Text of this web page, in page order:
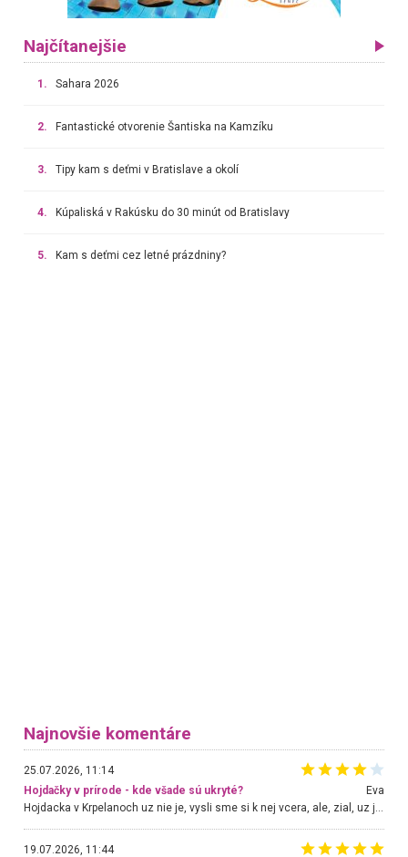
Najčítanejšie
1. Sahara 2026
2. Fantastické otvorenie Šantiska na Kamzíku
3. Tipy kam s deťmi v Bratislave a okolí
4. Kúpaliská v Rakúsku do 30 minút od Bratislavy
5. Kam s deťmi cez letné prázdniny?
Najnovšie komentáre
25.07.2026, 11:14
Hojdačky v prírode - kde všade sú ukryté?
Eva
Hojdacka v Krpelanoch uz nie je, vysli sme si k nej vcera, ale, zial, uz je znicena. Ak sem planujete cestu len kvoli hojdacke, mozete si ju usetrit. Krasny vyhlad je tu vsak aj bez hojdacky :-)
19.07.2026, 11:44